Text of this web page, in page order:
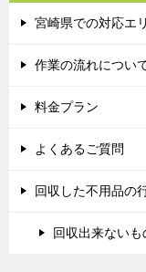
宮崎県での対応エ
作業の流れについ
料金プラン
よくあるご質問
回収した不用品の
回収出来ないも